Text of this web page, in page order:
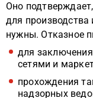
Оно
для
нужны. Отказное
для
сетями и
прохождения
надзорных